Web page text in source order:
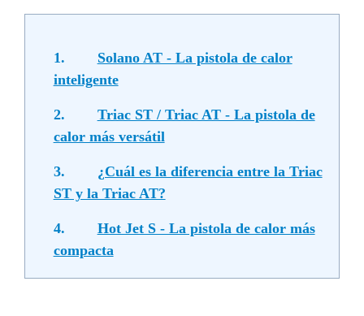
1. Solano AT - La pistola de calor
inteligente
2. Triac ST / Triac AT - La pistola de
calor más versátil
3.
¿Cuál es la diferencia entre la Triac
ST y la Triac AT?
4. Hot Jet S - La pistola de calor más
compacta